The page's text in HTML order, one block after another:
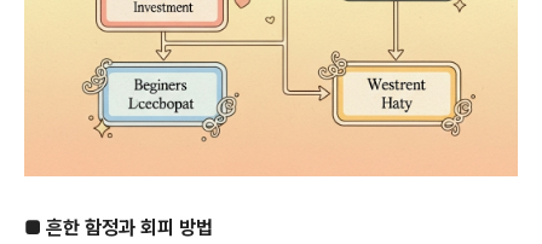
■ 흔한 함정과 회피 방법